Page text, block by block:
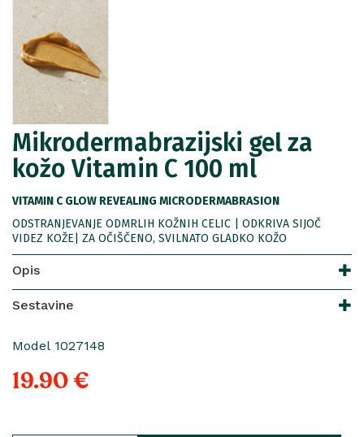
Mikrodermabrazijski gel za
kožo Vitamin C 100 ml
VITAMIN C GLOW REVEALING MICRODERMABRASION
ODSTRANJEVANJE ODMRLIH KOŽNIH CELIC | ODKRIVA SIJOČ
VIDEZ KOŽE| ZA OČIŠČENO, SVILNATO GLADKO KOŽO
Opis
Sestavine
Model 1027148
19.90 €